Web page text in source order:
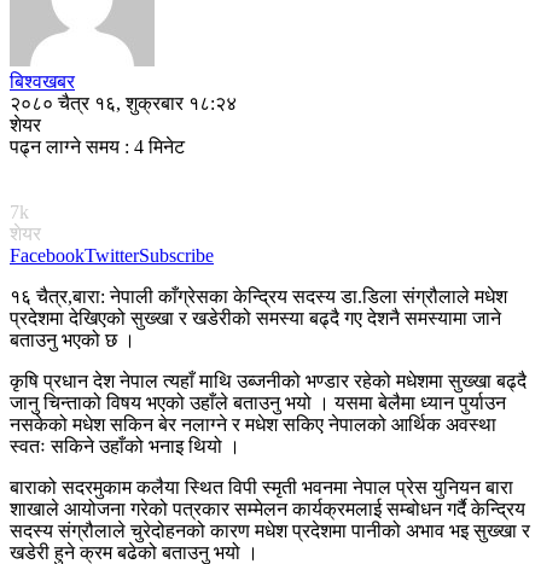
बिश्वखबर
२०८० चैत्र १६, शुक्रबार १८:२४
शेयर
पढ्न लाग्ने समय : 4 मिनेट
7k
शेयर
FacebookTwitterSubscribe
१६ चैत्र,बारा: नेपाली काँग्रेसका केन्द्रिय सदस्य डा.डिला संग्रौलाले मधेश
प्रदेशमा देखिएको सुख्खा र खडेरीको समस्या बढ्दै गए देशनै समस्यामा जाने
बताउनु भएको छ ।
कृषि प्रधान देश नेपाल त्यहाँ माथि उब्जनीको भण्डार रहेको मधेशमा सुख्खा बढ्दै
जानु चिन्ताको विषय भएको उहाँले बताउनु भयो । यसमा बेलैमा ध्यान पुर्याउन
नसकेको मधेश सकिन बेर नलाग्ने र मधेश सकिए नेपालको आर्थिक अवस्था
स्वतः सकिने उहाँको भनाइ थियो ।
बाराको सदरमुकाम कलैया स्थित विपी स्मृती भवनमा नेपाल प्रेस युनियन बारा
शाखाले आयोजना गरेको पत्रकार सम्मेलन कार्यक्रमलाई सम्बोधन गर्दै केन्द्रिय
सदस्य संग्रौलाले चुरेदोहनको कारण मधेश प्रदेशमा पानीको अभाव भइ सुख्खा र
खडेरी हुने क्रम बढेको बताउनु भयो ।